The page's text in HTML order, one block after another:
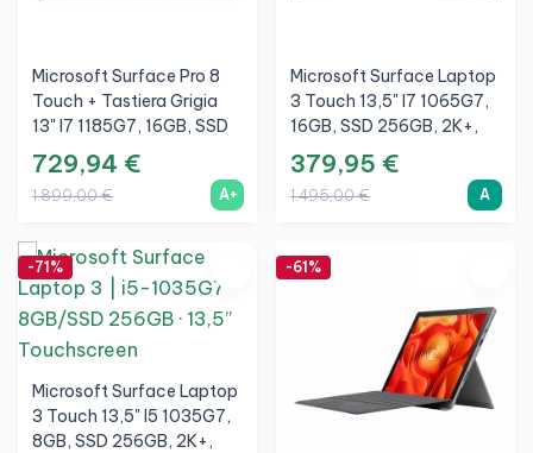
Microsoft Surface Pro 8
Touch + Tastiera Grigia
13" I7 1185G7, 16GB, SSD
512GB, 3K, Grafite, A+
729,94 €
1.899,00 € A+
Microsoft Surface Laptop
3 Touch 13,5" I7 1065G7,
16GB, SSD 256GB, 2K+,
Nero, A
379,95 €
1.495,00 € A
-71%
Microsoft Surface Laptop
3 Touch 13,5" I5 1035G7,
8GB, SSD 256GB, 2K+,
-61%